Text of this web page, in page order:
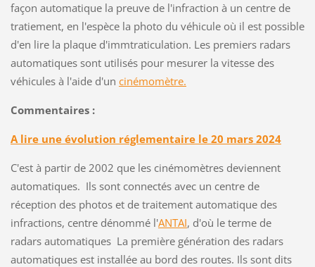
façon automatique la preuve de l'infraction à un centre de
tratiement, en l'espèce la photo du véhicule où il est possible
d'en lire la plaque d'immtraticulation. Les premiers radars
automatiques sont utilisés pour mesurer la vitesse des
véhicules à l'aide d'un cinémomètre.
Commentaires :
A lire une évolution réglementaire le 20 mars 2024
C'est à partir de 2002 que les cinémomètres deviennent
automatiques. Ils sont connectés avec un centre de
réception des photos et de traitement automatique des
infractions, centre dénommé l'ANTAI, d'où le terme de
radars automatiques La première génération des radars
automatiques est installée au bord des routes. Ils sont dits